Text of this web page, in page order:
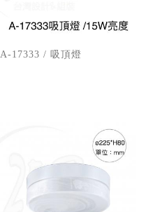
A-17333 / 吸頂燈